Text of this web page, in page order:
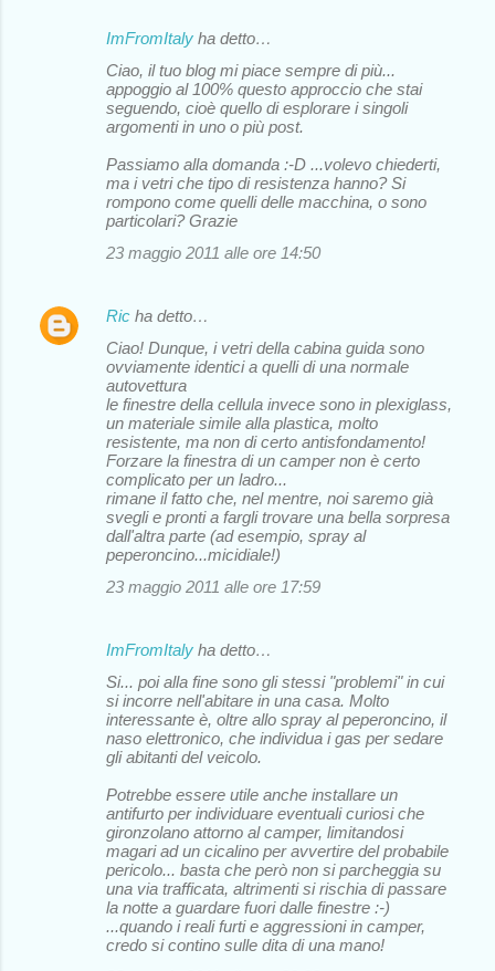
ImFromItaly ha detto…
Ciao, il tuo blog mi piace sempre di più...
appoggio al 100% questo approccio che stai
seguendo, cioè quello di esplorare i singoli
argomenti in uno o più post.
Passiamo alla domanda :-D ...volevo chiederti,
ma i vetri che tipo di resistenza hanno? Si
rompono come quelli delle macchina, o sono
particolari? Grazie
23 maggio 2011 alle ore 14:50
Ric ha detto…
Ciao! Dunque, i vetri della cabina guida sono
ovviamente identici a quelli di una normale
autovettura
le finestre della cellula invece sono in plexiglass,
un materiale simile alla plastica, molto
resistente, ma non di certo antisfondamento!
Forzare la finestra di un camper non è certo
complicato per un ladro...
rimane il fatto che, nel mentre, noi saremo già
svegli e pronti a fargli trovare una bella sorpresa
dall'altra parte (ad esempio, spray al
peperoncino...micidiale!)
23 maggio 2011 alle ore 17:59
ImFromItaly ha detto…
Si... poi alla fine sono gli stessi "problemi" in cui
si incorre nell'abitare in una casa. Molto
interessante è, oltre allo spray al peperoncino, il
naso elettronico, che individua i gas per sedare
gli abitanti del veicolo.
Potrebbe essere utile anche installare un
antifurto per individuare eventuali curiosi che
gironzolano attorno al camper, limitandosi
magari ad un cicalino per avvertire del probabile
pericolo... basta che però non si parcheggia su
una via trafficata, altrimenti si rischia di passare
la notte a guardare fuori dalle finestre :-)
...quando i reali furti e aggressioni in camper,
credo si contino sulle dita di una mano!